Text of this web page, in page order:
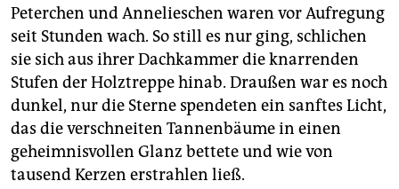
Peterchen und Annelieschen waren vor Aufregung
seit Stunden wach. So still es nur ging, schlichen
sie sich aus ihrer Dachkammer die knarrenden
Stufen der Holztreppe hinab. Draußen war es noch
dunkel, nur die Sterne spendeten ein sanftes Licht,
das die verschneiten Tannenbäume in einen
geheimnisvollen Glanz bettete und wie von
tausend Kerzen erstrahlen ließ.